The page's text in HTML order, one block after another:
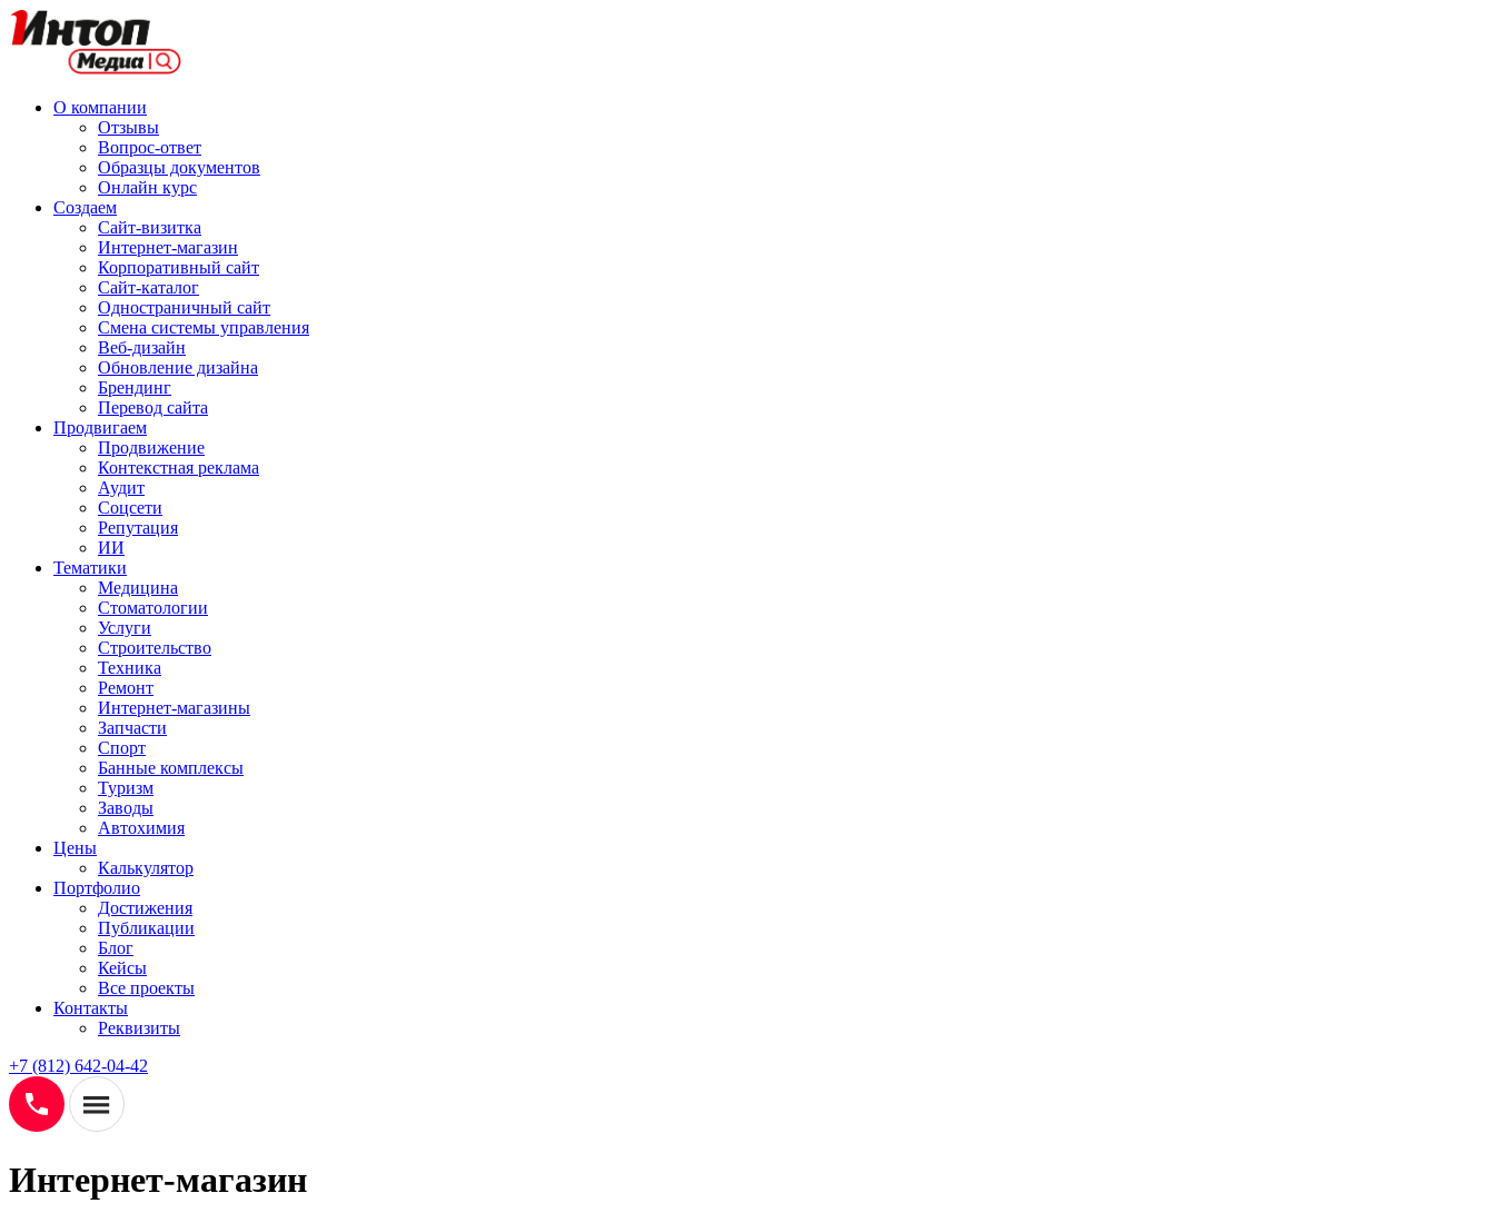
О компании
Отзывы
Вопрос-ответ
Образцы документов
Онлайн курс
Создаем
Сайт-визитка
Интернет-магазин
Корпоративный сайт
Сайт-каталог
Одностраничный сайт
Смена системы управления
Веб-дизайн
Обновление дизайна
Брендинг
Перевод сайта
Продвигаем
Продвижение
Контекстная реклама
Аудит
Соцсети
Репутация
ИИ
Тематики
Медицина
Стоматологии
Услуги
Строительство
Техника
Ремонт
Интернет-магазины
Запчасти
Спорт
Банные комплексы
Туризм
Заводы
Автохимия
Цены
Калькулятор
Портфолио
Достижения
Публикации
Блог
Кейсы
Все проекты
Контакты
Реквизиты
+7 (812) 642-04-42
Интернет-магазин